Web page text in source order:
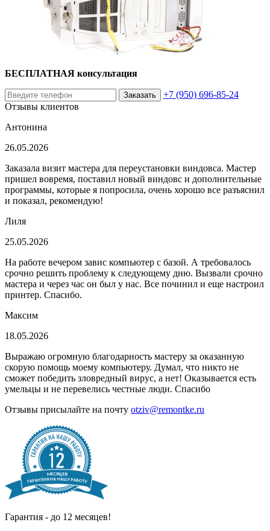
БЕСПЛАТНАЯ консультация
Заказать
+7 (950) 696-85-24
Отзывы клиентов
Антонина
26.05.2026
Заказала визит мастера для переустановки виндовса. Мастер
пришел вовремя, поставил новый виндовс и дополнительные
программы, которые я попросила, очень хорошо все разъяснил
и показал, рекомендую!
Лиля
25.05.2026
На работе вечером завис компьютер с базой. А требовалось
срочно решить проблему к следующему дню. Вызвали срочно
мастера и через час он был у нас. Все починил и еще настроил
принтер. Спасибо.
Максим
18.05.2026
Выражаю огромную благодарность мастеру за оказанную
скорую помощь моему компьютеру. Думал, что никто не
сможет победить зловредный вирус, а нет! Оказывается есть
умельцы и не перевелись честные люди. Спасибо
Отзывы присылайте на почту otziv@remontke.ru
Гарантия - до 12 месяцев!